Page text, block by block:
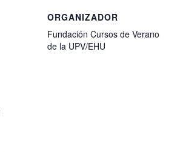
ORGANIZADOR
Fundación Cursos de Verano
de la UPV/EHU